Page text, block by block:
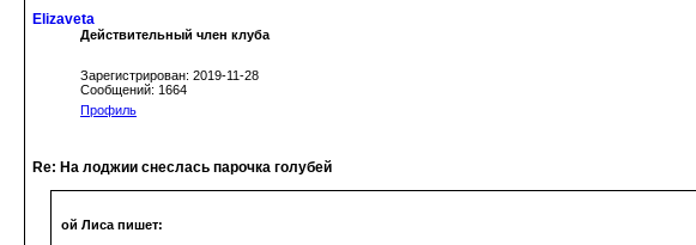
Elizaveta
Действительный член клуба
Зарегистрирован: 2019-11-28
Сообщений: 1664
Профиль
Re: На лоджии снеслась парочка голубей
ой Лиса пишет: